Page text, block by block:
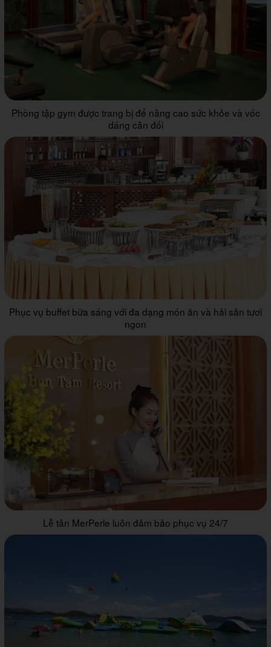
Phòng tập gym được trang bị để nâng cao sức khỏe và vóc
dáng cân đối
Phục vụ buffet bữa sáng với đa dạng món ăn và hải sản tươi
ngon
Lễ tân MerPerle luôn đảm bảo phục vụ 24/7